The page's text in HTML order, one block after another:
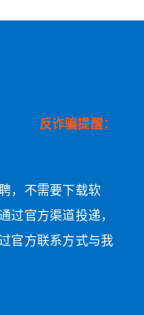
反诈骗提醒：
，不需要下载软
过官方渠道投递，
官方联系方式与我